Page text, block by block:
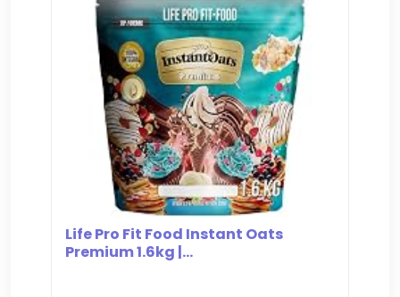
Life Pro Fit Food Instant Oats
Premium 1.6kg |...